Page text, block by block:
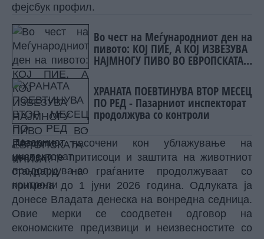
фејсбук профил.
Во чест на Меѓународниот ден на
пивото: КОЈ ПИЕ, А КОЈ ИЗВЕЗУВА
НАЈМНОГУ ПИВО ВО ЕВРОПСКАТА
ХРАНАТА ПОЕВТИНУВА ВТОР МЕСЕЦ
ПО РЕД - Пазарниот инспекторат
продолжува со контроли
„Мерките насочени кон ублажување на
ценовните притисоци и заштита на животниот
стандард на граѓаните продолжуваат со
примена до 1 јуни 2026 година. Одлуката ја
донесе Владата денеска на вонредна седница.
Овие мерки се соодветен одговор на
економските предизвици и неизвесностите со